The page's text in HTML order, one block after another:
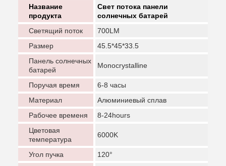
Название
продукта
Свет потока панели
солнечных батарей
Светящий поток
700LM
Размер
45.5*45*33.5
Панель солнечных
батарей
Monocrystalline
Поручая время
6-8 часы
Материал
Алюминиевый сплав
Рабочее временя
8-24hours
Цветовая
температура
6000K
Угол пучка
120°